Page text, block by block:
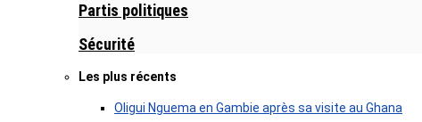
Partis politiques
Sécurité
Les plus récents
Oligui Nguema en Gambie après sa visite au Ghana